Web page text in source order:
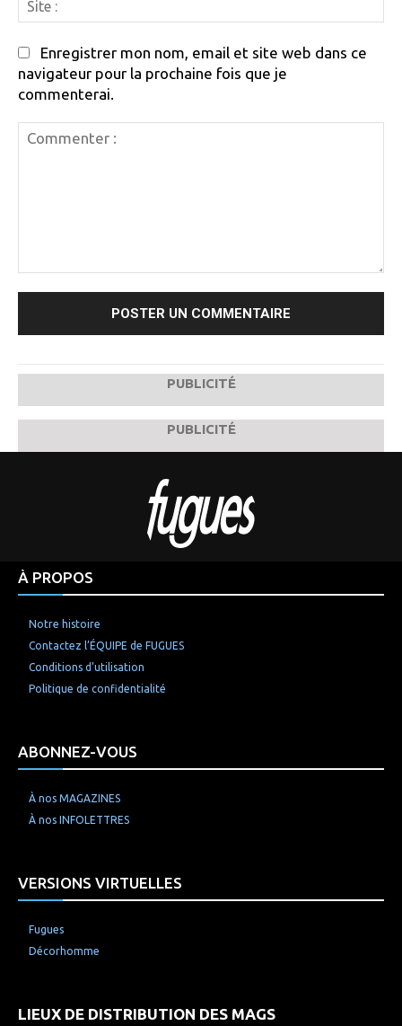
:
Enregistrer mon nom, email et site web dans ce
navigateur pour la prochaine fois que je
commenterai.
PUBLICITÉ
PUBLICITÉ
À PROPOS
Notre histoire
Contactez l’ÉQUIPE de FUGUES
Conditions d’utilisation
Politique de confidentialité
ABONNEZ-VOUS
À nos MAGAZINES
À nos INFOLETTRES
VERSIONS VIRTUELLES
Fugues
Décorhomme
LIEUX DE DISTRIBUTION DES MAGS